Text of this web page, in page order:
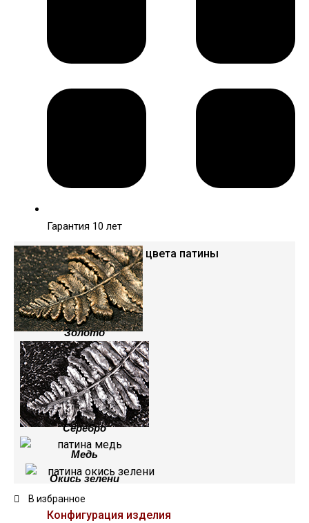
Гарантия 10 лет
Варианты цвета патины
Золото
Серебро
Медь
Окись зелени
В избранное
Конфигурация изделия